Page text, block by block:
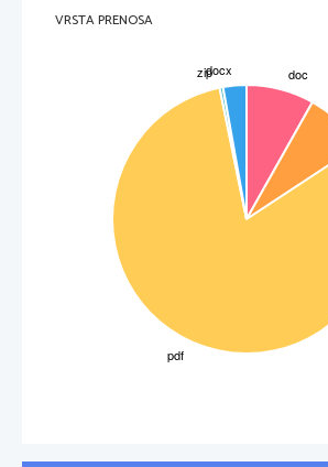
VRSTA PRENOSA